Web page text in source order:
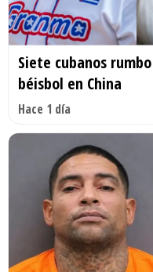
Siete cubanos
béisbol en China
Hace 1 día